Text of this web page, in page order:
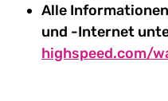
Alle
und -Internet
highspeed.com/